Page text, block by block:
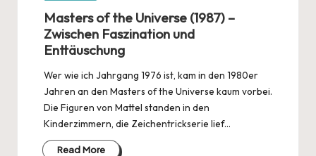
Masters of the Universe (1987) –
Zwischen Faszination und
Enttäuschung
Wer wie ich Jahrgang 1976 ist, kam in den 1980er
Jahren an den Masters of the Universe kaum vorbei.
Die Figuren von Mattel standen in den
Kinderzimmern, die Zeichentrickserie lief…
Read More